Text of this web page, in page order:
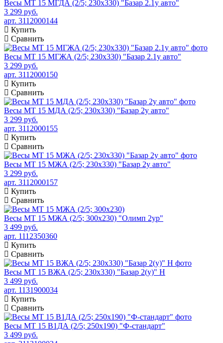
Весы МТ 15 МГДА (2/5; 230х330) "Базар 2.1у авто"
3 299 руб.
арт. 3112000144
Купить
Сравнить
Весы МТ 15 МГЖА (2/5; 230х330) "Базар 2.1у авто"
3 299 руб.
арт. 3112000150
Купить
Сравнить
Весы МТ 15 МДА (2/5; 230х330) "Базар 2у авто"
3 299 руб.
арт. 3112000155
Купить
Сравнить
Весы МТ 15 МЖА (2/5; 230х330) "Базар 2у авто"
3 299 руб.
арт. 3112000157
Купить
Сравнить
Весы МТ 15 МЖА (2/5; 300х230) "Олимп 2ур"
3 499 руб.
арт. 1112350360
Купить
Сравнить
Весы МТ 15 ВЖА (2/5; 230х330) "Базар 2(у)" Н
3 499 руб.
арт. 1131900034
Купить
Сравнить
Весы МТ 15 В1ДА (2/5; 250х190) "Ф-стандарт"
3 499 руб.